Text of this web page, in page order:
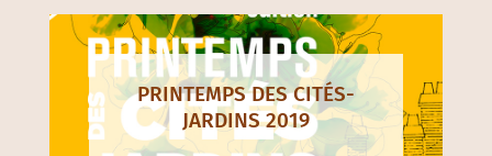
PRINTEMPS DES CITÉS-
JARDINS 2019